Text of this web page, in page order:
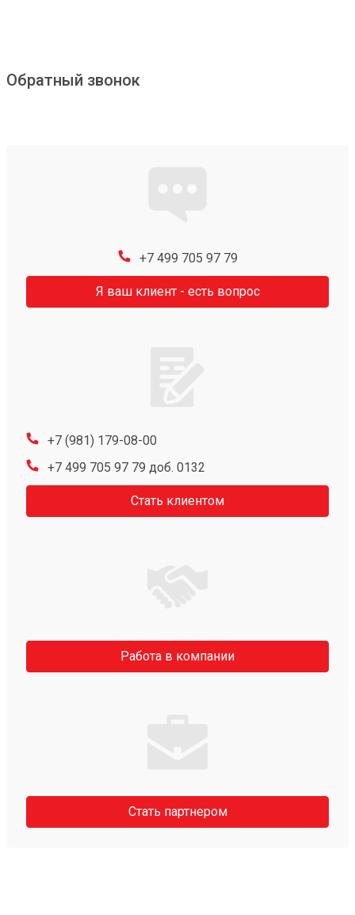
Обратный звонок
+7 499 705 97 79
Я ваш клиент - есть вопрос
+7 (981) 179-08-00
+7 499 705 97 79 доб. 0132
Стать клиентом
Работа в компании
Стать партнером